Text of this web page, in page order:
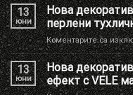
13
юни
Нова
перлени
Коментарите са
13
юни
Нова
ефект с VELE